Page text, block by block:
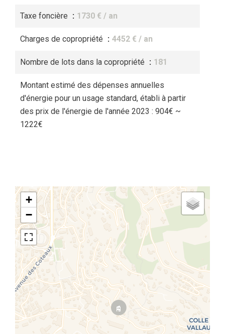
Taxe foncière 1730 € / an
Charges de copropriété 4452 € / an
Nombre de lots dans la copropriété 181
Montant estimé des dépenses annuelles
d'énergie pour un usage standard, établi à partir
des prix de l'énergie de l'année 2023 : 904€ ~
1222€
+
−